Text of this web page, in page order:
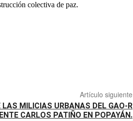
colectiva de paz.
Artículo siguiente
MILICIAS URBANAS DEL GAO-R
CARLOS PATIÑO EN POPAYÁN.